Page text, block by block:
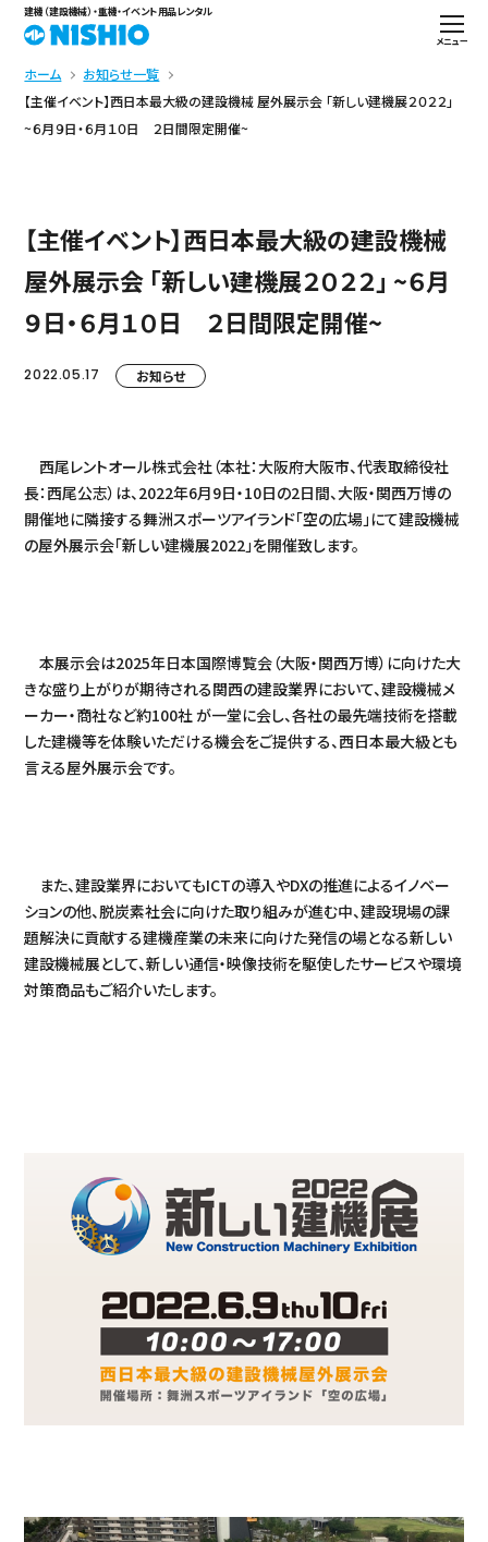
建機（建設機械）・重機・イベント用品レンタル
メニュー
ホーム
お知らせ一覧
【主催イベント】西日本最大級の建設機械 屋外展示会 「新しい建機展２０２２」
~６月９日・６月１０日 ２日間限定開催~
【主催イベント】西日本最大級の建設機械
屋外展示会 「新しい建機展２０２２」 ~６月
９日・６月１０日 ２日間限定開催~
2022.05.17 お知らせ
西尾レントオール株式会社（本社：大阪府大阪市、代表取締役社
長：西尾公志）は、2022年6月9日・10日の2日間、大阪・関西万博の
開催地に隣接する舞洲スポーツアイランド「空の広場」にて建設機械
の屋外展示会「新しい建機展2022」を開催致します。
本展示会は2025年日本国際博覧会（大阪・関西万博）に向けた大
きな盛り上がりが期待される関西の建設業界において、建設機械メ
ーカー・商社など約100社 が一堂に会し、各社の最先端技術を搭載
した建機等を体験いただける機会をご提供する、西日本最大級とも
言える屋外展示会です。
また、建設業界においてもICTの導入やDXの推進によるイノベー
ションの他、脱炭素社会に向けた取り組みが進む中、建設現場の課
題解決に貢献する建機産業の未来に向けた発信の場となる新しい
建設機械展として、新しい通信・映像技術を駆使したサービスや環境
対策商品もご紹介いたします。